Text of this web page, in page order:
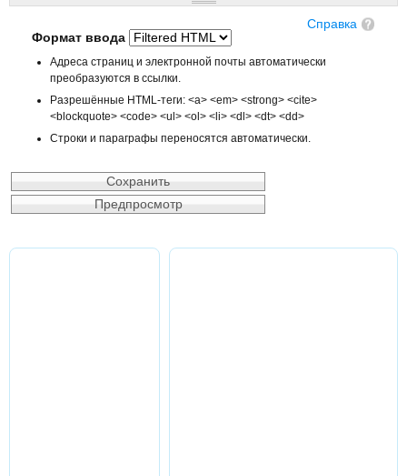
Справка
Формат ввода
Адреса страниц и электронной почты автоматически
преобразуются в ссылки.
Разрешённые HTML-теги: <a> <em> <strong> <cite>
<blockquote> <code> <ul> <ol> <li> <dl> <dt> <dd>
Строки и параграфы переносятся автоматически.